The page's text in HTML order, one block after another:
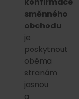
směnného
obchodu
je
poskytnout
oběma
stranám
jasnou
a